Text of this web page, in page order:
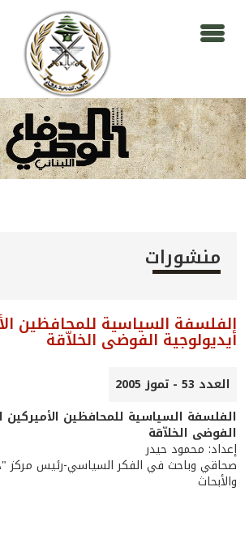
منشورات
الفلسفة السياسية للمحافظين
أيديولوجية الفوضى الخلاّقة
العدد 53 - تموز 2005
الفلسفة السياسية للمحافظين الأميركين
الفوضى الخلاّقة
إعداد: محمود حيدر
صحاقي وباحث في الفكر السياسي-رئيس مركز
والأبحاث